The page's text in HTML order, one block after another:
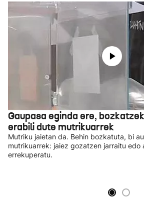
Gaupasa eginda ere,
erabili dute mutrikuarrek
Mutriku jaietan da. Behin bozkatuta, bi
mutrikuarrek: jaiez gozatzen jarraitu edo
errekuperatu.